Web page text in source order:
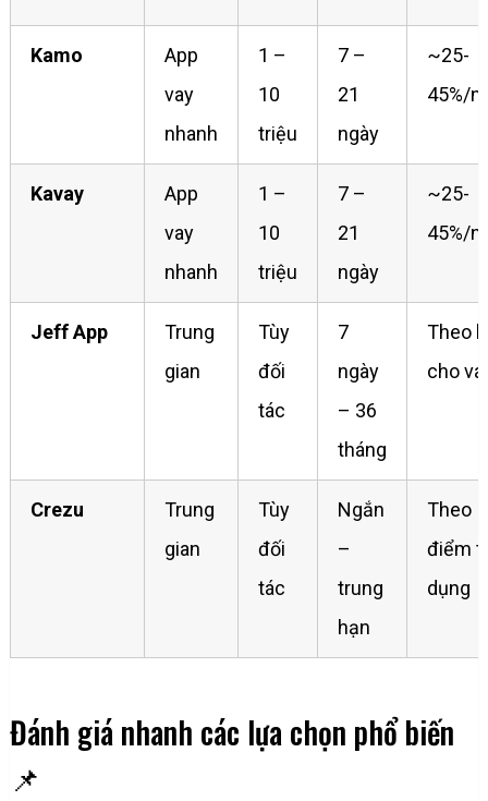
Kamo
App
vay
nhanh
1 –
10
triệu
7 –
21
ngày
~25-
45%/
Kavay
App
vay
nhanh
1 –
10
triệu
7 –
21
ngày
~25-
45%/
Jeff App
Trung
gian
Tùy
đối
tác
7
ngày
– 36
tháng
Theo
cho
Crezu
Trung
gian
Tùy
đối
tác
Ngắn
–
trung
hạn
Theo
điểm
dụng
Đánh giá nhanh các lựa chọn phổ biến
📌